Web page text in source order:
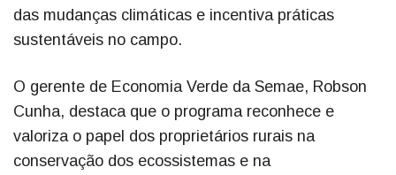
das mudanças climáticas e incentiva práticas
sustentáveis no campo.
O gerente de Economia Verde da Semae, Robson
Cunha, destaca que o programa reconhece e
valoriza o papel dos proprietários rurais na
conservação dos ecossistemas e na